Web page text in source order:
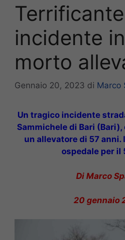
Terrificante
incidente
morto
Gennaio 20, 2023 di Marco
Un tragico incidente
Sammichele di Bari
un allevatore di 57 anni.
ospedale per il
Di Marco
20 gennaio